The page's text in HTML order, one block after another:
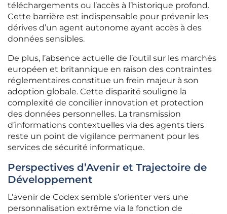
téléchargements ou l’accès à l’historique profond.
Cette barrière est indispensable pour prévenir les
dérives d’un agent autonome ayant accès à des
données sensibles.
De plus, l’absence actuelle de l’outil sur les marchés
européen et britannique en raison des contraintes
réglementaires constitue un frein majeur à son
adoption globale. Cette disparité souligne la
complexité de concilier innovation et protection
des données personnelles. La transmission
d’informations contextuelles via des agents tiers
reste un point de vigilance permanent pour les
services de sécurité informatique.
Perspectives d’Avenir et Trajectoire de
Développement
L’avenir de Codex semble s’orienter vers une
personnalisation extrême via la fonction de